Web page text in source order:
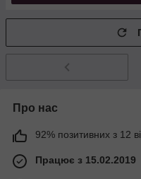
Про нас
92% позитивних з 12
Працює з 15.02.2019